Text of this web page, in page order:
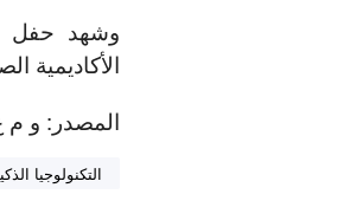
وشهد حفل
الأكاديمية
المصدر: و م
التكنولوجيا